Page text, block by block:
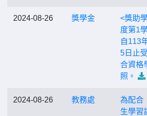
2024-08-26 獎學金
<獎助
度第1
自113
5日止
合資格
照。
2024-08-26 教務處
為配合
生學習